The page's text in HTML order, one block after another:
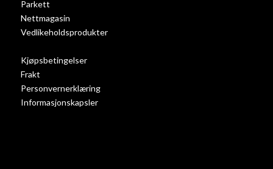
Parkett
Nettmagasin
Vedlikeholdsprodukter
Kjøpsbetingelser
Frakt
Personvernerklæring
Informasjonskapsler